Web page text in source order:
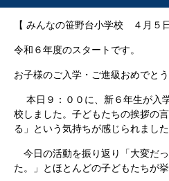
【 みんなの笹野台小学校 ４月５
令和６年度のスタートです。
お子様のご入学・ご進級おめでとう
本日９：００に、新６年生が入
校しました。子どもたちの挨拶の
る」という気持ちが感じられました
今日の活動を振り返り「大変だ
た。」とほとんどの子どもたちが